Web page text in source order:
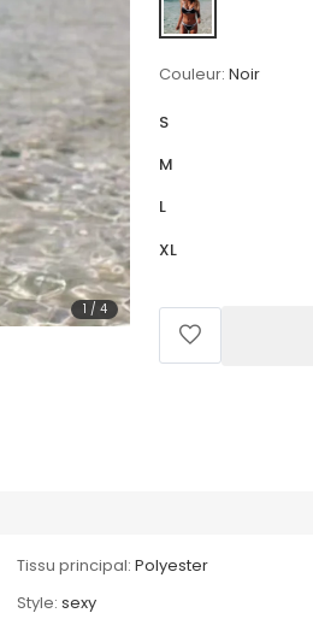
1 / 4
Couleur: Noir
S
M
L
XL
Tissu principal: Polyester
Style: sexy